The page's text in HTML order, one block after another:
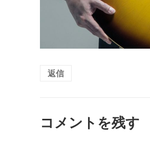
返信
コメントを残す